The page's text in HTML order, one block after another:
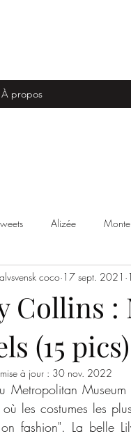
À propos
Alizée
Hayden Panettiere
Sophie Moone
Meester Kylie
Collins :
(15 pics)
coco 17 sept. 2021
à jour : 30 nov. 2022
les costumes les
fashion". La belle